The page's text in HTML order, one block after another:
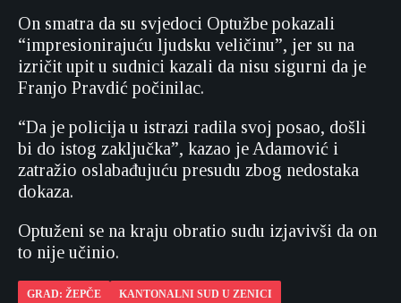
On smatra da su svjedoci Optužbe pokazali
“impresionirajuću ljudsku veličinu”, jer su na
izričit upit u sudnici kazali da nisu sigurni da je
Franjo Pravdić počinilac.
“Da je policija u istrazi radila svoj posao, došli
bi do istog zaključka”, kazao je Adamović i
zatražio oslabađujuću presudu zbog nedostaka
dokaza.
Optuženi se na kraju obratio sudu izjavivši da on
to nije učinio.
GRAD: ŽEPČE KANTONALNI SUD U ZENICI